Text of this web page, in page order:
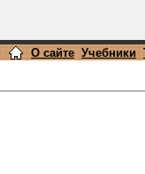
О сайте Учебники